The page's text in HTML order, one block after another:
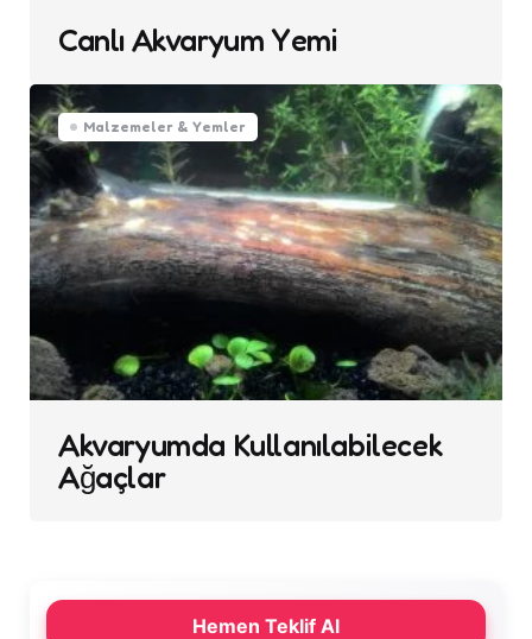
Canlı Akvaryum Yemi
Malzemeler & Yemler
Akvaryumda Kullanılabilecek
Ağaçlar
Hemen Teklif Al